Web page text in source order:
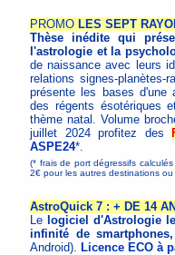
PROMO LES SEPT
Thèse inédite qui
l'astrologie et la
de naissance avec leurs
relations signes-planètes-
présente les bases d'une
des régents ésotériques
thème natal. Volume
juillet 2024 profitez des
ASPE24*.
(* frais de port dégressifs
2€ pour les autres destinations
AstroQuick 7 : + DE 14
Le logiciel d'Astrologie
infinité de
Android). Licence ECO à